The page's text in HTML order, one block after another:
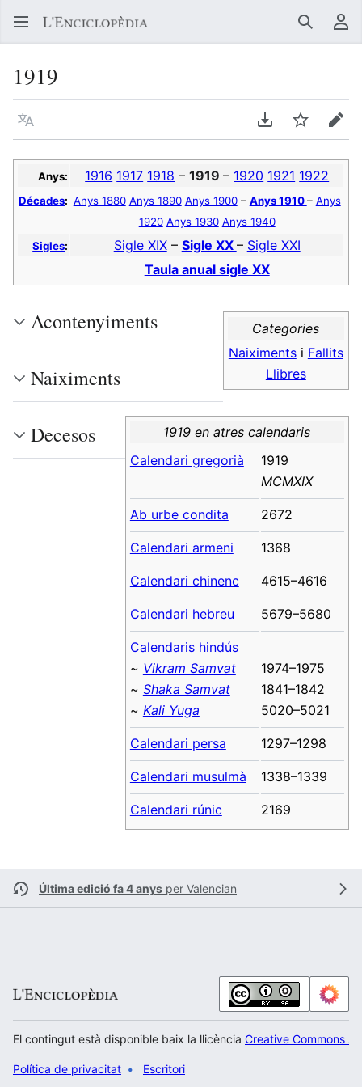
Buscar
1919
Llegir en un atre idioma Descarregar en
Vigilar
Anys: 1916 1917 1918 –1919– 1920 1921 1922
Décades: Anys 1880 Anys 1890 Anys 1900– Anys 1910– Anys
1920 Anys 1930 Anys 1940
Sigles: Sigle XIX– Sigle XX – Sigle XXI
Taula anual sigle XX
Categories
Naiximentsi Fallits
Llibres
1919 en atres calendaris
Calendari gregorià
1919
MCMXIX
Ab urbe condita 2672
Calendari armeni 1368
Calendari chinenc 4615–4616
Calendari hebreu 5679–5680
Calendaris hindús
~ Vikram Samvat
~ Shaka Samvat
~ Kali Yuga
1974–1975
1841–1842
5020–5021
Calendari persa 1297–1298
Calendari musulmà 1338–1339
Calendari rúnic 2169
Acontenyiments
Naiximents
Decesos
Última edició fa 4 anys per Valencian
El contingut està disponible baix la llicència Creative Commons
Política de privacitat Escritori